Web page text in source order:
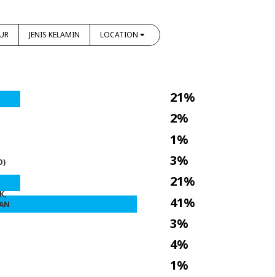
JENIS KELAMIN LOCATION
21%
2%
1%
3%
21%
41%
3%
4%
1%